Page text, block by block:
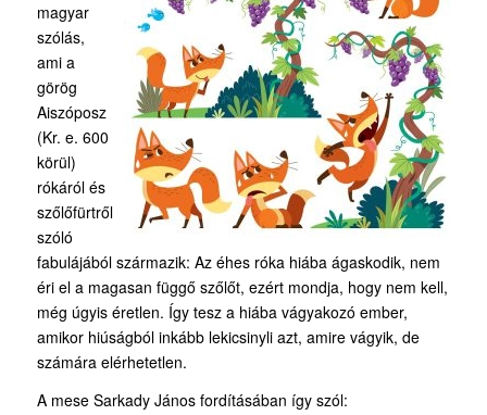
magyar
szólás,
ami a
görög
Aiszóposz
(Kr. e. 600
körül)
rókáról és
szőlőfürtről
szóló
fabulájából származik: Az éhes róka hiába ágaskodik, nem
éri el a magasan függő szőlőt, ezért mondja, hogy nem kell,
még úgyis éretlen. Így tesz a hiába vágyakozó ember,
amikor hiúságból inkább lekicsinyli azt, amire vágyik, de
számára elérhetetlen.
A mese Sarkady János fordításában így szól: